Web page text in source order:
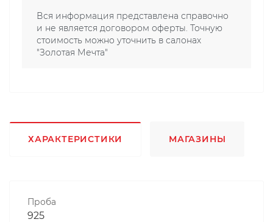
Вся информация представлена справочно
и не является договором оферты. Точную
стоимость можно уточнить в салонах
"Золотая Мечта"
ХАРАКТЕРИСТИКИ МАГАЗИНЫ
Проба
925